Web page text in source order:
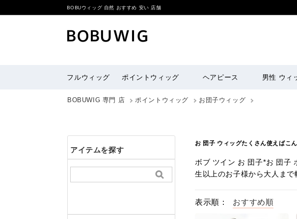
BOBUウィッグ 自然 おすすめ 安い 店舗
フルウィッグ ポイントウィッグ ヘアピース 男性 ウィ
BOBUWIG 専門 店 ポイントウィッグ お団子ウィッグ
お 団子 ウィッグたくさん使えばこ
ボブ ツイン お 団子*お 団子
生以上のお子様から大人まで
表示順： おすすめ順
アイテムを探す